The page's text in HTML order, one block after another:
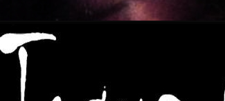
com outros olhos.